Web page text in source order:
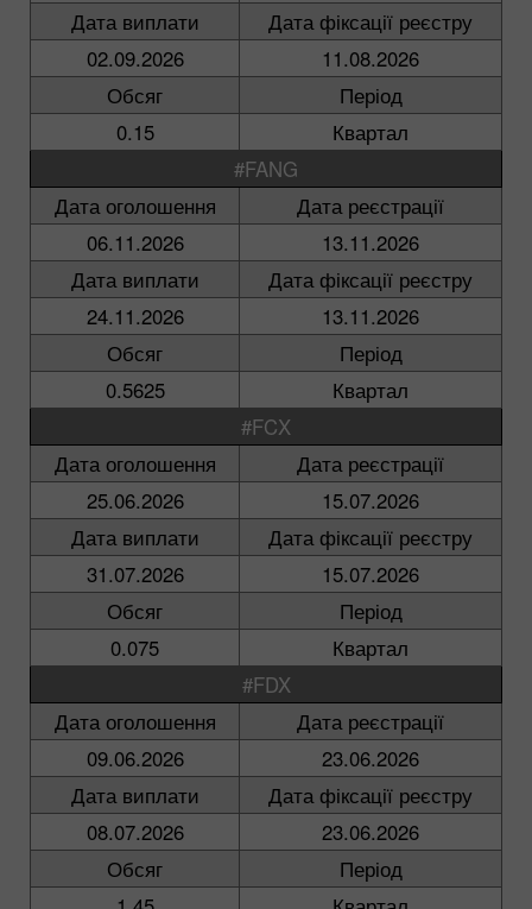
Дата виплати
Дата фіксації реєстру
02.09.2026
11.08.2026
Обсяг
Період
0.15
Квартал
#FANG
Дата оголошення
Дата реєстрації
06.11.2026
13.11.2026
Дата виплати
Дата фіксації реєстру
24.11.2026
13.11.2026
Обсяг
Період
0.5625
Квартал
#FCX
Дата оголошення
Дата реєстрації
25.06.2026
15.07.2026
Дата виплати
Дата фіксації реєстру
31.07.2026
15.07.2026
Обсяг
Період
0.075
Квартал
#FDX
Дата оголошення
Дата реєстрації
09.06.2026
23.06.2026
Дата виплати
Дата фіксації реєстру
08.07.2026
23.06.2026
Обсяг
Період